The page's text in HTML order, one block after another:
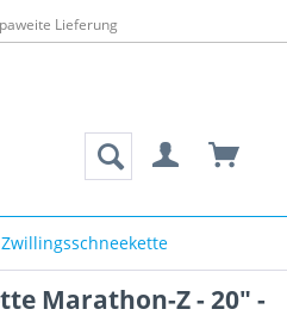
Lieferung
Marathon-Z - 20" -